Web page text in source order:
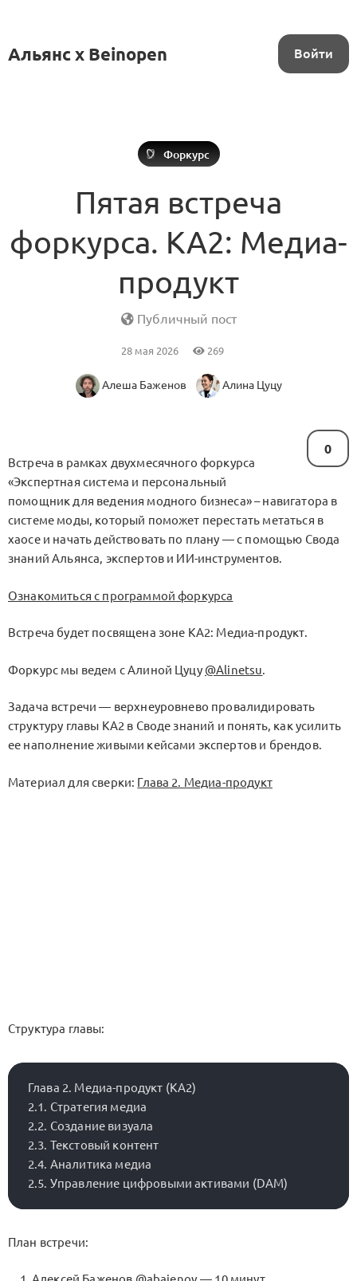
Альянс x Beinopen Войти
Форкурс
Пятая встреча
форкурса. КА2: Медиа-
продукт
Публичный пост
28 мая 2026 269
Алеша Баженов Алина Цуцу
0
Встреча в рамках двухмесячного форкурса
«Экспертная система и персональный
помощник для ведения модного бизнеса» – навигатора в
системе моды, который поможет перестать метаться в
хаосе и начать действовать по плану — с помощью Свода
знаний Альянса, экспертов и ИИ-инструментов.
Ознакомиться с программой форкурса
Встреча будет посвящена зоне КА2: Медиа-продукт.
Форкурс мы ведем с Алиной Цуцу @Alinetsu.
Задача встречи — верхнеуровнево провалидировать
структуру главы KA2 в Своде знаний и понять, как усилить
ее наполнение живыми кейсами экспертов и брендов.
Материал для сверки: Глава 2. Медиа-продукт
Структура главы:
Глава 2. Медиа-продукт (KA2)
2.1. Стратегия медиа
2.2. Создание визуала
2.3. Текстовый контент
2.4. Аналитика медиа
План встречи: